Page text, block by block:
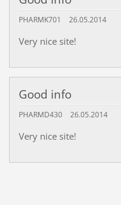
PHARMK701 26.05.2014
Very nice site!
Good info
PHARMD430 26.05.2014
Very nice site!